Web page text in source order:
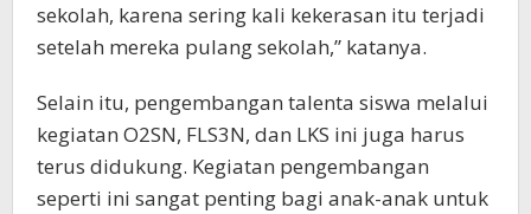
sekolah, karena sering kali kekerasan itu terjadi
setelah mereka pulang sekolah,” katanya.
Selain itu, pengembangan talenta siswa melalui
kegiatan O2SN, FLS3N, dan LKS ini juga harus
terus didukung. Kegiatan pengembangan
seperti ini sangat penting bagi anak-anak untuk